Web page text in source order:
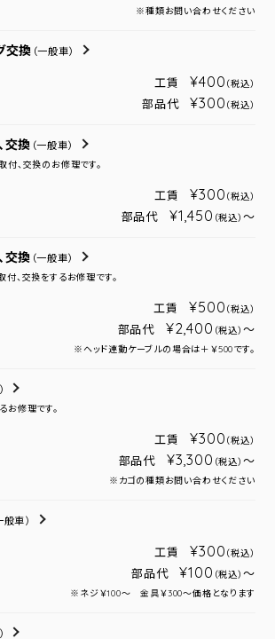
※種類お問い合わせください
交換 （一般車）
工賃 ¥400 （税込）
部品代 ¥300 （税込）
交換 （一般車）
、交換のお修理です。
工賃 ¥300 （税込）
部品代 ¥1,450 （税込） ～
交換 （一般車）
、交換をするお修理です。
工賃 ¥500 （税込）
部品代 ¥2,400 （税込） ～
※ヘッド連動ケーブルの場合は＋￥500です。
お修理です。
工賃 ¥300 （税込）
部品代 ¥3,300 （税込） ～
※カゴの種類お問い合わせください
般車）
工賃 ¥300 （税込）
部品代 ¥100 （税込） ～
※ネジ￥100～ 金具￥300～価格となります